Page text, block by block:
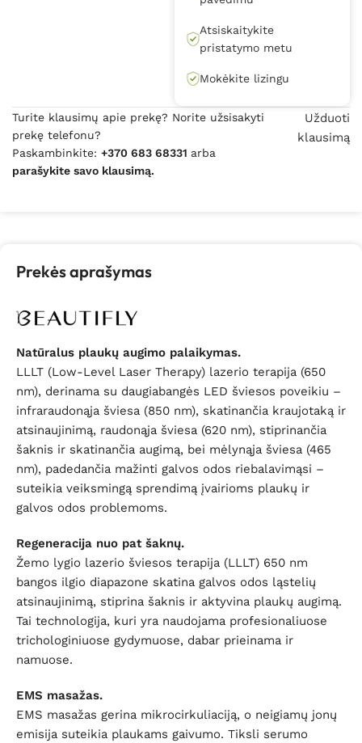
Atsiskaitykite
pristatymo metu
Mokėkite lizingu
Turite klausimų apie prekę? Norite užsisakyti
prekę telefonu?
Paskambinkite: +370 683 68331 arba
parašykite savo klausimą.
Užduoti
klausimą
Prekės aprašymas
Natūralus plaukų augimo palaikymas.
LLLT (Low-Level Laser Therapy) lazerio terapija (650
nm), derinama su daugiabangės LED šviesos poveikiu –
infraraudonąja šviesa (850 nm), skatinančia kraujotaką ir
atsinaujinimą, raudonąja šviesa (620 nm), stiprinančia
šaknis ir skatinančia augimą, bei mėlynąja šviesa (465
nm), padedančia mažinti galvos odos riebalavimąsi –
suteikia veiksmingą sprendimą įvairioms plaukų ir
galvos odos problemoms.
Regeneracija nuo pat šaknų.
Žemo lygio lazerio šviesos terapija (LLLT) 650 nm
bangos ilgio diapazone skatina galvos odos ląstelių
atsinaujinimą, stiprina šaknis ir aktyvina plaukų augimą.
Tai technologija, kuri yra naudojama profesionaliuose
trichologiniuose gydymuose, dabar prieinama ir
namuose.
EMS masažas.
EMS masažas gerina mikrocirkuliaciją, o neigiamų jonų
emisija suteikia plaukams gaivumo. Tiksli serumo